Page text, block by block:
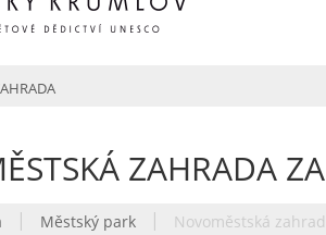
ZAHRADA
| Městský park | Novoměstská